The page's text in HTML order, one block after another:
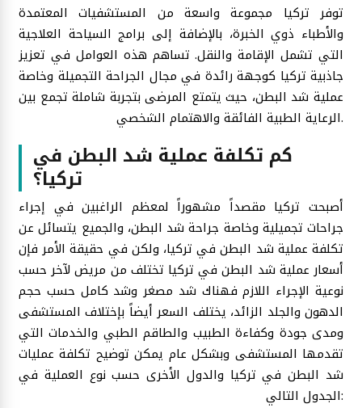
توفر تركيا مجموعة واسعة من المستشفيات المعتمدة
والأطباء ذوي الخبرة، بالإضافة إلى برامج السياحة العلاجية
التي تشمل الإقامة والنقل. تساهم هذه العوامل في تعزيز
جاذبية تركيا كوجهة رائدة في مجال الجراحة التجميلة وخاصة
عملية شد البطن، حيث يتمتع المرضى بتجربة شاملة تجمع بين
الرعاية الطبية الفائقة والاهتمام الشخصي.
كم تكلفة عملية شد البطن في
تركيا؟
أصبحت تركيا مقصداً مشهوراً لمعظم الراغبين في إجراء
جراحات تجميلية وخاصة جراحة شد البطن، والجميع يتسائل عن
تكلفة عملية شد البطن في تركيا، ولكن في حقيقة الأمر فإن
أسعار عملية شد البطن في تركيا تختلف من مريض لآخر حسب
نوعية الإجراء اللازم فهناك شد مصغر وشد كامل حسب حجم
الدهون والجلد الزائد، يختلف السعر أيضاً بإختلاف المستشفى
ومدى جودة وكفاءة الطبيب والطاقم الطبي والخدمات التي
تقدمها المستشفى وبشكل عام يمكن توضيح تكلفة عمليات
شد البطن في تركيا والدول الأخرى حسب نوع العملية في
الجدول التالي: